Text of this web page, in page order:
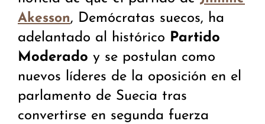
Akesson, Demócratas suecos, ha
adelantado al histórico Partido
Moderado y se postulan como
nuevos líderes de la oposición en el
parlamento de Suecia tras
convertirse en segunda fuerza